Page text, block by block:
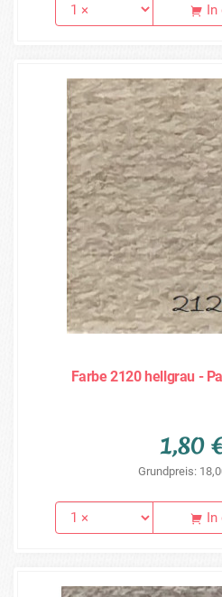
In
Farbe 2120 hellgrau -
1,80
Grundpreis:
In